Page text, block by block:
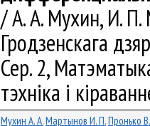
/ А. А. Мухин, И. П.
Гродзенскага
Сер. 2,
тэхніка і
Мухин А. А.Мартынов И. П.Пронько